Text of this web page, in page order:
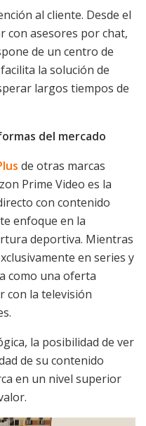
al cliente. Desde el
con asesores por chat,
de un centro de
la solución de
largos tiempos de
del mercado
de otras marcas
Prime Video es la
con contenido
enfoque en la
deportiva. Mientras
en series y
como una oferta
con la televisión
la posibilidad de ver
de su contenido
en un nivel superior